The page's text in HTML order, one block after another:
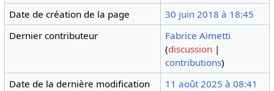
Date de création de la page
30 juin 2018 à 18:45
Dernier contributeur
Fabrice Aimetti
(discussion |
contributions)
Date de la dernière modification
11 août 2025 à 08:41